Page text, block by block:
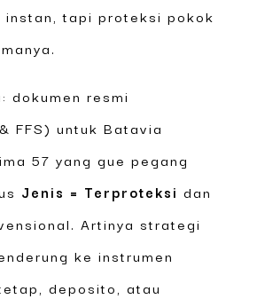
instan, tapi proteksi pokok
dokumen resmi
FFS) untuk Batavia
57 yang gue pegang
Jenis = Terproteksi dan
Artinya strategi
ke instrumen
deposito, atau